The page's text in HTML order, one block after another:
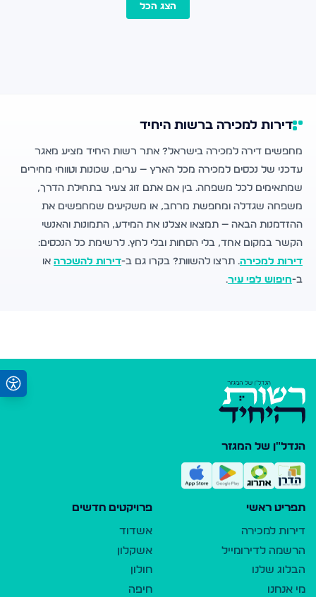
הצג הכל
דירות למכירה ברשות היחיד
מחפשים דירה למכירה בישראל? אתר רשות היחיד מציע מאגר
עדכני של נכסים למכירה מכל הארץ — ערים, שכונות וטווחי מחירים
שמתאימים לכל משפחה. בין אם אתם זוג צעיר בתחילת הדרך,
משפחה שגדלה ומחפשת מרחב, או משקיעים שמחפשים את
ההזדמנות הבאה — תמצאו אצלנו את המידע, התמונות והאנשי
הקשר במקום אחד, בלי הסחות ובלי לחץ. לרשימת כל הנכסים:
דירות למכירה. תרצו להשוות? בקרו גם ב-דירות להשכרה או
ב-חיפוש לפי עיר.
הנדל"ן של המגזר
תפריט ראשי
דירות למכירה
הרשמה לדירומייל
הבלוג שלנו
מי אנחנו
פרויקטים חדשים
אשדוד
אשקלון
חולון
חיפה